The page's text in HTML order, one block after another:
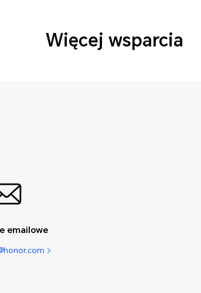
Więcej wsparcia
emailowe